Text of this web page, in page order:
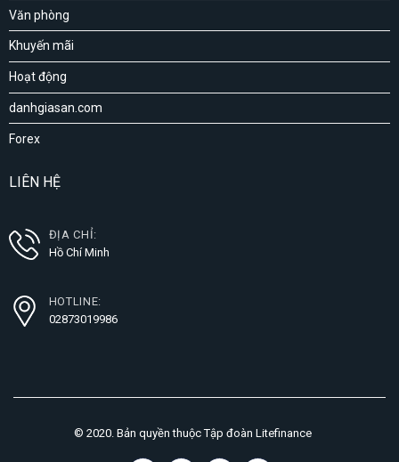
Văn phòng
Khuyến mãi
Hoạt động
danhgiasan.com
Forex
LIÊN HỆ
ĐỊA CHỈ:
Hồ Chí Minh
HOTLINE:
02873019986
© 2020. Bản quyền thuộc Tập đoàn Litefinance